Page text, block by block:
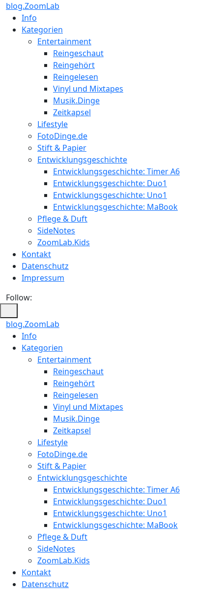
blog.ZoomLab
Info
Kategorien
Entertainment
Reingeschaut
Reingehört
Reingelesen
Vinyl und Mixtapes
Musik.Dinge
Zeitkapsel
Lifestyle
FotoDinge.de
Stift & Papier
Entwicklungsgeschichte
Entwicklungsgeschichte: Timer A6
Entwicklungsgeschichte: Duo1
Entwicklungsgeschichte: Uno1
Entwicklungsgeschichte: MaBook
Pflege & Duft
SideNotes
ZoomLab.Kids
Kontakt
Datenschutz
Impressum
Follow:
blog.ZoomLab
ZoomLab
//
Info
Kategorien
Entertainment
Reingeschaut
Reingehört
Reingelesen
Vinyl und Mixtapes
Musik.Dinge
Zeitkapsel
Lifestyle
FotoDinge.de
Stift & Papier
Entwicklungsgeschichte
Entwicklungsgeschichte: Timer A6
Entwicklungsgeschichte: Duo1
Entwicklungsgeschichte: Uno1
Entwicklungsgeschichte: MaBook
Pflege & Duft
SideNotes
ZoomLab.Kids
Kontakt
Datenschutz